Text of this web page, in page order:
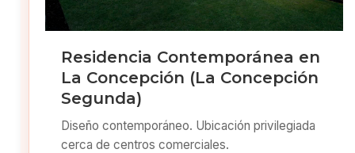
Residencia Contemporánea en
La Concepción (La Concepción
Segunda)
Diseño contemporáneo. Ubicación privilegiada
cerca de centros comerciales.